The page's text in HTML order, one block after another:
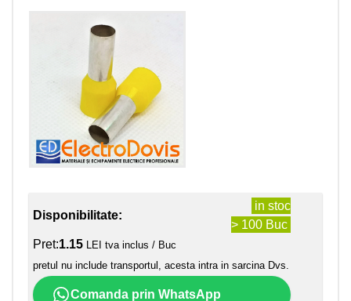
Disponibilitate:
in stoc
> 100 Buc
Pret:1.15 LEI tva inclus / Buc
pretul nu include transportul, acesta intra in sarcina Dvs.
Comanda prin WhatsApp